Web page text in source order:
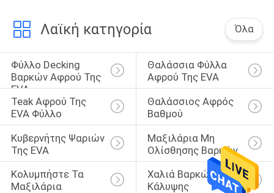
Λαϊκή κατηγορία Όλα
Φύλλο Decking
Βαρκών Αφρού Της
EVA
Θαλάσσια Φύλλα
Αφρού Της EVA
Teak Αφρού Της
EVA Φύλλο
Θαλάσσιος Αφρός
Βαθμού
Κυβερνήτης Ψαριών
Της EVA
Μαξιλάρια Μη
Ολίσθησης Βαρκών
Κολυμπήστε Τα
Μαξιλάρια
Χαλιά Βαρκών
Κάλυψης